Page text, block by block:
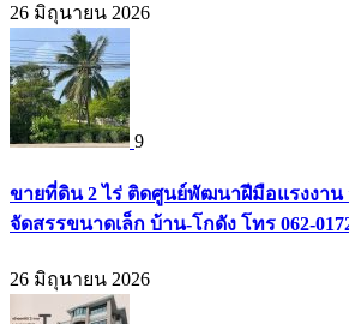
26 มิถุนายน 2026
9
ขายที่ดิน 2 ไร่ ติดศูนย์พัฒนาฝีมือแรงงา
จัดสรรขนาดเล็ก บ้าน-โกดัง โทร 062-
26 มิถุนายน 2026